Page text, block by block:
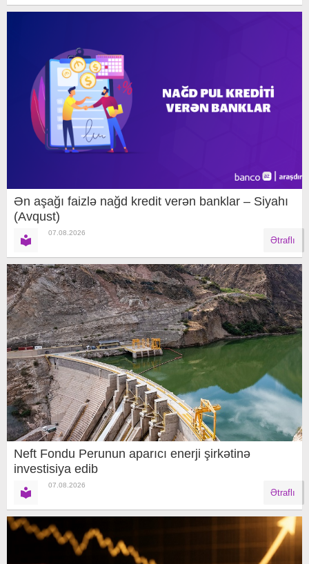
Ən aşağı faizlə nağd kredit verən banklar – Siyahı
(Avqust)
07.08.2026
Ətraflı
Neft Fondu Perunun aparıcı enerji şirkətinə
investisiya edib
07.08.2026
Ətraflı